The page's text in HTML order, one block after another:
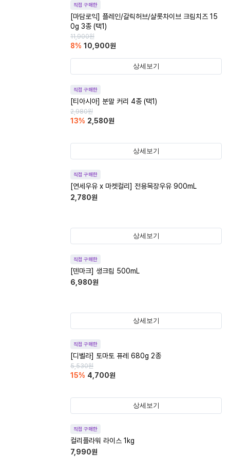
직접 구매한
[마담로익] 플레인/갈릭허브/샬롯차이브 크림치즈 15
0g 3종 (택1)
11,900원
8% 10,900원
상세보기
직접 구매한
[티아시아] 분말 커리 4종 (택1)
2,980원
13% 2,580원
상세보기
직접 구매한
[연세우유 x 마켓컬리] 전용목장우유 900mL
2,780원
상세보기
직접 구매한
[덴마크] 생크림 500mL
6,980원
상세보기
직접 구매한
[디벨라] 토마토 퓨레 680g 2종
5,530원
15% 4,700원
상세보기
직접 구매한
컬리플라워 라이스 1kg
7,990원